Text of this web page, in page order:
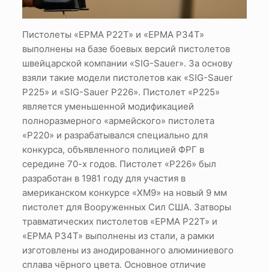
Пистолеты «EPMA P22T» и «EPMA P34T»
выполнены на базе боевых версий пистолетов
швейцарской компании «SIG-Sauer». За основу
взяли такие модели пистолетов как «SIG-Sauer
P225» и «SIG-Sauer P226». Пистолет «Р225»
является уменьшенной модификацией
полноразмерного «армейского» пистолета
«Р220» и разрабатывался специально для
конкурса, объявленного полицией ФРГ в
середине 70-х годов. Пистолет «Р226» был
разработан в 1981 году для участия в
американском конкурсе «ХМ9» на новый 9 мм
пистолет для Вооруженных Сил США. Затворы
травматических пистолетов «EPMA P22T» и
«EPMA P34T» выполнены из стали, а рамки
изготовлены из анодированного алюминиевого
сплава чёрного цвета. Основное отличие